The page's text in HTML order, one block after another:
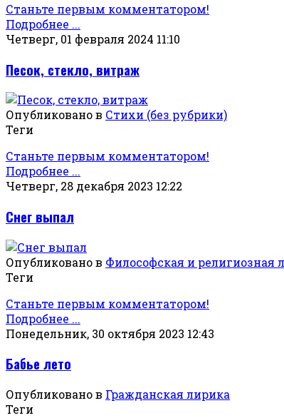
Станьте первым комментатором!
Подробнее ...
Четверг, 01 февраля 2024 11:10
Песок, стекло, витраж
Опубликовано в Стихи (без рубрики)
Теги
Станьте первым комментатором!
Подробнее ...
Четверг, 28 декабря 2023 12:22
Снег выпал
Опубликовано в Философская и религиозная
Теги
Станьте первым комментатором!
Подробнее ...
Понедельник, 30 октября 2023 12:43
Бабье лето
Опубликовано в Гражданская лирика
Теги